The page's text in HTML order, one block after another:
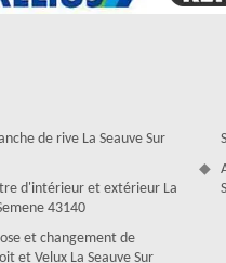
si vous
votre
sont
de rive La Seauve Sur
d'intérieur et extérieur La
43140
et changement de
et Velux La Seauve Sur